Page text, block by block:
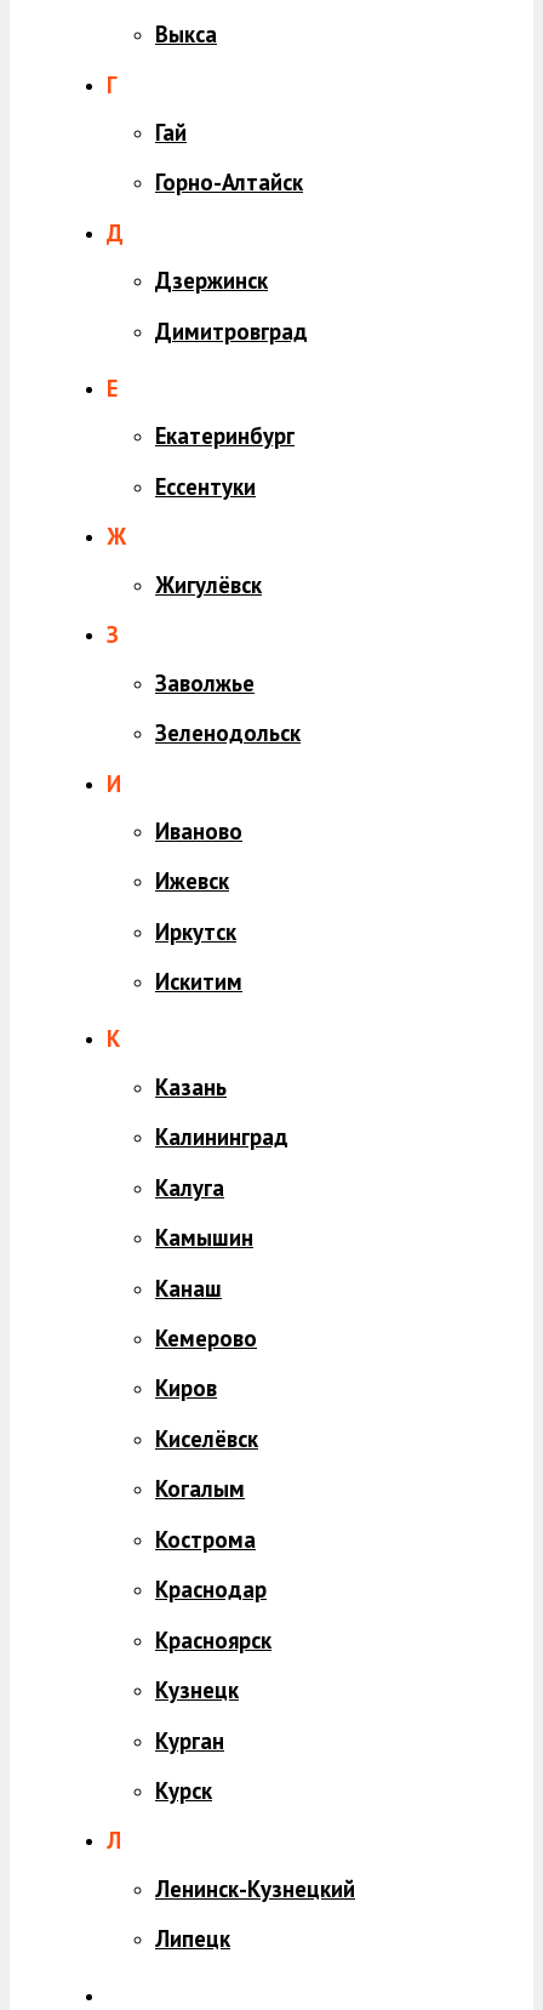
Выкса
Г
Гай
Горно-Алтайск
Д
Дзержинск
Димитровград
Е
Екатеринбург
Ессентуки
Ж
Жигулёвск
З
Заволжье
Зеленодольск
И
Иваново
Ижевск
Иркутск
Искитим
К
Казань
Калининград
Калуга
Камышин
Канаш
Кемерово
Киров
Киселёвск
Когалым
Кострома
Краснодар
Красноярск
Кузнецк
Курган
Курск
Л
Ленинск-Кузнецкий
Липецк